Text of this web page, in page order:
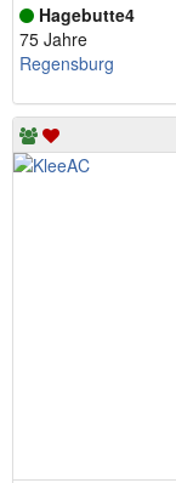
Hagebutte4
75 Jahre
Regensburg